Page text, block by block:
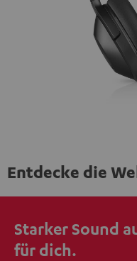
übermittelt werden.
Datenschutzerklärung
Entdecke die
Starker Sound
für dich.